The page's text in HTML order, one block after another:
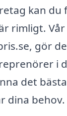
kan du
rimligt.
gör
i
det
dina behov.